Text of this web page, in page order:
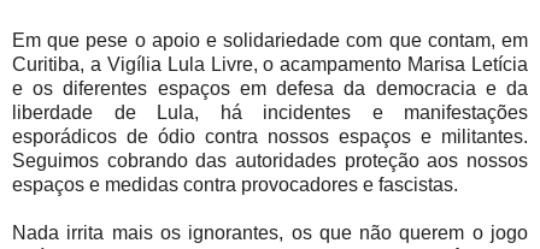
Em que pese o apoio e solidariedade com que contam, em
Curitiba, a Vigília Lula Livre, o acampamento Marisa Letícia
e os diferentes espaços em defesa da democracia e da
liberdade de Lula, há incidentes e manifestações
esporádicos de ódio contra nossos espaços e militantes.
Seguimos cobrando das autoridades proteção aos nossos
espaços e medidas contra provocadores e fascistas.
Nada irrita mais os ignorantes, os que não querem o jogo